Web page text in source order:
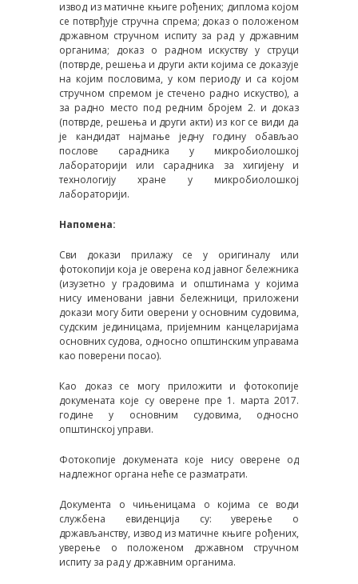
извод из матичне књиге рођених; диплома којом
се потврђује стручна спрема; доказ о положеном
државном стручном испиту за рад у државним
органима; доказ о радном искуству у струци
(потврде, решења и други акти којима се доказује
на којим пословима, у ком периоду и са којом
стручном спремом је стечено радно искуство), а
за радно место под редним бројем 2. и доказ
(потврде, решења и други акти) из ког се види да
је кандидат најмање једну годину обављао
послове сарадника у микробиолошкој
лабораторији или сарадника за хигијену и
технологију хране у микробиолошкој
лабораторији.
Напомена:
Сви докази прилажу се у оригиналу или
фотокопији која је оверена код јавног бележника
(изузетно у градовима и општинама у којима
нису именовани јавни бележници, приложени
докази могу бити оверени у основним судовима,
судским јединицама, пријемним канцеларијама
основних судова, односно општинским управама
као поверени посао).
Као доказ се могу приложити и фотокопије
докумената које су оверене пре 1. марта 2017.
године у основним судовима, односно
општинскоj управи.
Фотокопије докумената које нису оверене од
надлежног органа неће се разматрати.
Документа о чињеницама о којима се води
службена евиденција су: уверење о
држављанству, извод из матичне књиге рођених,
уверење о положеном државном стручном
испиту за рад у државним органима.